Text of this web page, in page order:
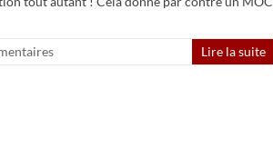
Lire la suite